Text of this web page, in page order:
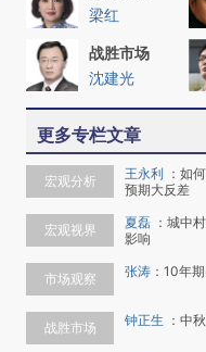
梁红
战胜市场
沈建光
更多专栏文章
宏观分析 王永利 ： 如
预期大反差
宏观视界 夏磊 ： 城中
影响
市场观察 张涛 ： 10年
战胜市场 钟正生 ： 中